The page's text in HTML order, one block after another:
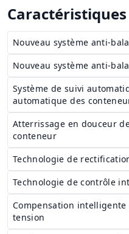
Caractéristiques
Nouveau système anti-
Nouveau système anti-
Système de suivi
automatique des
Atterrissage en douceur
conteneur
Technologie de
Technologie de contrôle
Compensation
tension